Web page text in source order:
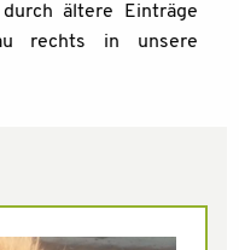
ältere Einträge
rechts in unsere